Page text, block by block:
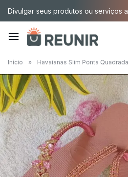
conteúdo
Divulgar seus produtos ou serviços
a
tecnologia
oportunizando
trabalho
decente
Início » Havaianas Slim Ponta